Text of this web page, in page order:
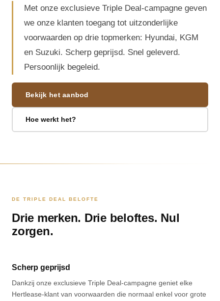
Met onze exclusieve Triple Deal-campagne geven
we onze klanten toegang tot uitzonderlijke
voorwaarden op drie topmerken: Hyundai, KGM
en Suzuki. Scherp geprijsd. Snel geleverd.
Persoonlijk begeleid.
Bekijk het aanbod
Hoe werkt het?
DE TRIPLE DEAL BELOFTE
Drie merken. Drie beloftes. Nul
zorgen.
Scherp geprijsd
Dankzij onze exclusieve Triple Deal-campagne geniet elke
Hertlease-klant van voorwaarden die normaal enkel voor grote